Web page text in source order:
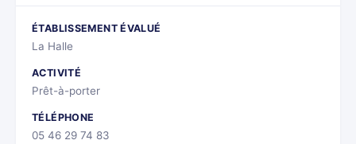
ÉTABLISSEMENT ÉVALUÉ
La Halle
ACTIVITÉ
Prêt-à-porter
TÉLÉPHONE
05 46 29 74 83